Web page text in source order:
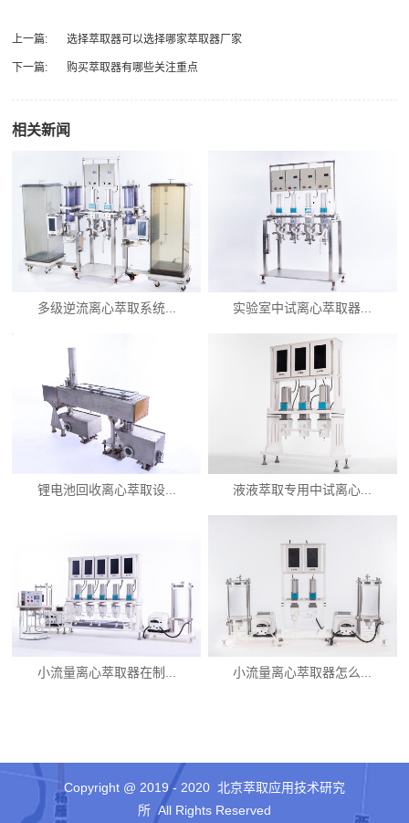
上一篇: 选择萃取器可以选择哪家萃取器厂家
下一篇: 购买萃取器有哪些关注重点
相关新闻
多级逆流离心萃取系统... 实验室中试离心萃取器...
锂电池回收离心萃取设... 液液萃取专用中试离心...
小流量离心萃取器在制... 小流量离心萃取器怎么...
Copyright @ 2019 - 2020 北京萃取应用技术研究
所 All Rights Reserved